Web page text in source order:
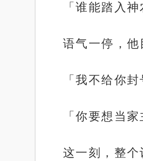
「谁能踏入
语气一停，他
「我不给你
「你要想当
这一刻，整个